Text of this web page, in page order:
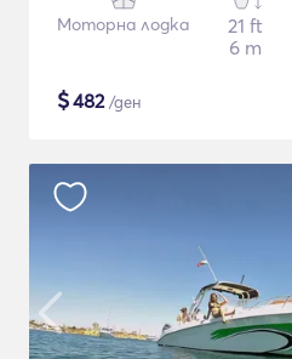
Моторна лодка
21 ft
6 m
$482/ден